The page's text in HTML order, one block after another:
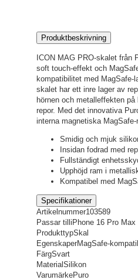
Produktbeskrivning
ICON MAG PRO-skalet från
soft touch-effekt och
kompatibilitet med
skalet har ett inre lager av
hörnen och metalleffekten
repor. Med det innovativa
interna magnetiska
Smidig och mjuk
Insidan fodrad med
Fullständigt
Upphöjd ram i
Kompatibel med
Specifikationer
Artikelnummer103589
Passar till iPhone 16 Pro Max
ProdukttypSkal
EgenskaperMagSafe-
FärgSvart
MaterialSilikon
VarumärkePuro